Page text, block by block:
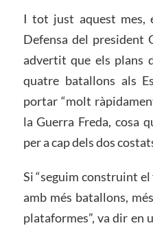
I tot just aquest mes,
Defensa del president
advertit que els plans
quatre batallons als
portar “molt
la Guerra Freda, cosa
per a cap dels dos
Si “seguim construint
amb més batallons,
plataformes”, va dir en